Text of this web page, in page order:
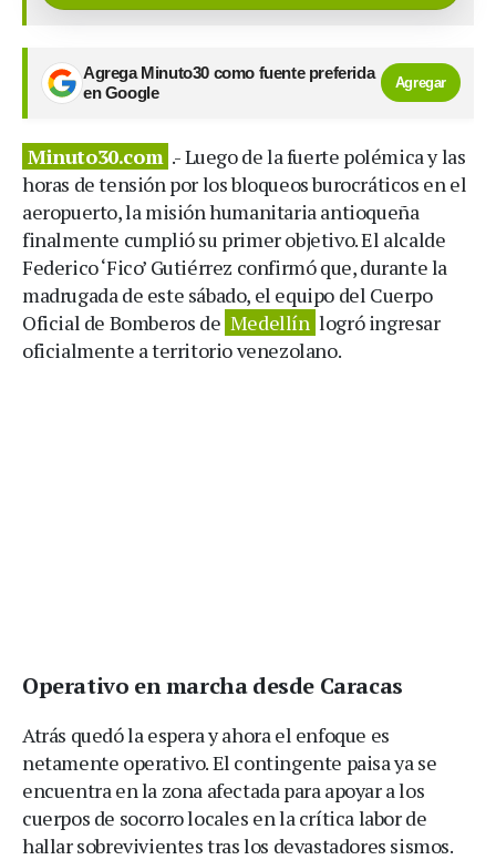
Agrega Minuto30 como fuente preferida
en Google
Agregar
Minuto30.com .- Luego de la fuerte polémica y las
horas de tensión por los bloqueos burocráticos en el
aeropuerto, la misión humanitaria antioqueña
finalmente cumplió su primer objetivo. El alcalde
Federico ‘Fico’ Gutiérrez confirmó que, durante la
madrugada de este sábado, el equipo del Cuerpo
Oficial de Bomberos de Medellín logró ingresar
oficialmente a territorio venezolano.
Operativo en marcha desde Caracas
Atrás quedó la espera y ahora el enfoque es
netamente operativo. El contingente paisa ya se
encuentra en la zona afectada para apoyar a los
cuerpos de socorro locales en la crítica labor de
hallar sobrevivientes tras los devastadores sismos.